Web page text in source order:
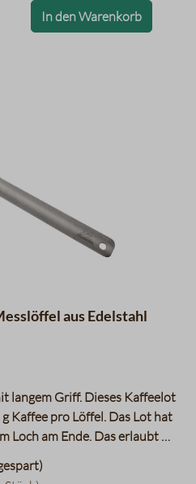
In den Warenkorb
aus Edelstahl
Dieses Kaffeelot
Kaffee pro Löffel. Das Lot hat
Loch am Ende. Das erlaubt es
Karabiner daran zu
beispielsweise